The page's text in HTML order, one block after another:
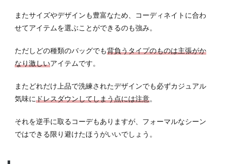
またサイズやデザインも豊富なため、コーディネイトに合わ
せてアイテムを選ぶことができるのも強み。
ただしどの種類のバッグでも背負うタイプのものは主張がか
なり激しいアイテムです。
またどれだけ上品で洗練されたデザインでも必ずカジュアル
気味にドレスダウンしてしまう点には注意。
それを逆手に取るコーデもありますが、フォーマルなシーン
ではできる限り避けたほうがいいでしょう。